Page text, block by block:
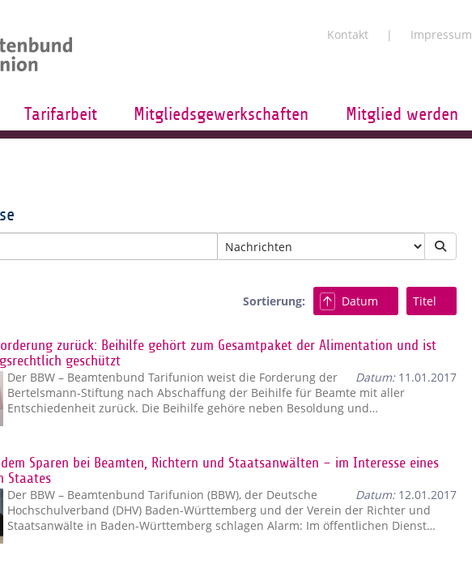
Kontakt Impressum
Tarifarbeit Mitgliedsgewerkschaften Mitglied werden
Sortierung: Datum Titel
zurück: Beihilfe gehört zum Gesamtpaket der Alimentation und ist
geschützt
Datum:11.01.2017
Der BBW – Beamtenbund Tarifunion weist die Forderung der
Bertelsmann-Stiftung nach Abschaffung der Beihilfe für Beamte mit aller
Entschiedenheit zurück. Die Beihilfe gehöre neben Besoldung und…
Sparen bei Beamten, Richtern und Staatsanwälten – im Interesse eines
Staates
Datum:12.01.2017
Der BBW – Beamtenbund Tarifunion (BBW), der Deutsche
Hochschulverband (DHV) Baden-Württemberg und der Verein der Richter und
Staatsanwälte in Baden-Württemberg schlagen Alarm: Im öffentlichen Dienst…